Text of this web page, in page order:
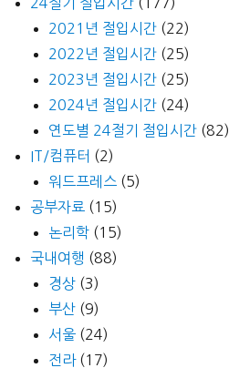
2021년 절입시간 (22)
2022년 절입시간 (25)
2023년 절입시간 (25)
2024년 절입시간 (24)
연도별 24절기 절입시간 (82)
IT/컴퓨터 (2)
워드프레스 (5)
공부자료 (15)
논리학 (15)
국내여행 (88)
경상 (3)
부산 (9)
서울 (24)
전라(17)